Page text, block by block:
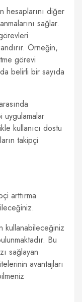
hesaplarını diğer
sağlar.
Örneğin,
görevi
belirli bir sayıda
uygulamalar
kullanıcı dostu
takipçi
arttırma
kullanabileceğiniz
Bu
sağlayan
avantajları